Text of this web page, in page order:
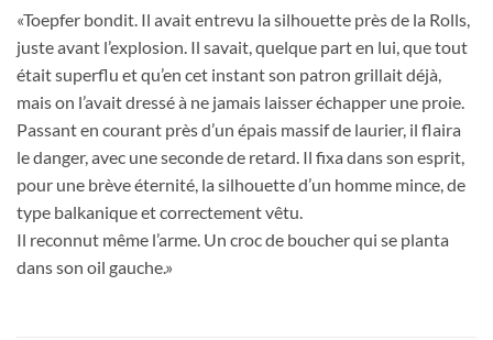
«Toepfer bondit. Il avait entrevu la silhouette près de la Rolls,
juste avant l’explosion. Il savait, quelque part en lui, que tout
était superflu et qu’en cet instant son patron grillait déjà,
mais on l’avait dressé à ne jamais laisser échapper une proie.
Passant en courant près d’un épais massif de laurier, il flaira
le danger, avec une seconde de retard. Il fixa dans son esprit,
pour une brève éternité, la silhouette d’un homme mince, de
type balkanique et correctement vêtu.
Il reconnut même l’arme. Un croc de boucher qui se planta
dans son oil gauche.»